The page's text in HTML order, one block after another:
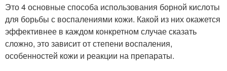
Это 4 основные способа использования борной кислоты
для борьбы с воспалениями кожи. Какой из них окажется
эффективнее в каждом конкретном случае сказать
сложно, это зависит от степени воспаления,
особенностей кожи и реакции на препараты.